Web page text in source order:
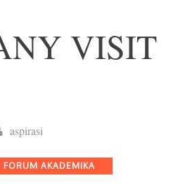
VISIT
aspirasi
FORUM AKADEMIKA